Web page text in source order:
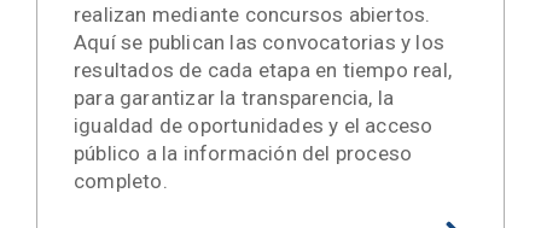
realizan mediante concursos abiertos.
Aquí se publican las convocatorias y los
resultados de cada etapa en tiempo real,
para garantizar la transparencia, la
igualdad de oportunidades y el acceso
público a la información del proceso
completo.